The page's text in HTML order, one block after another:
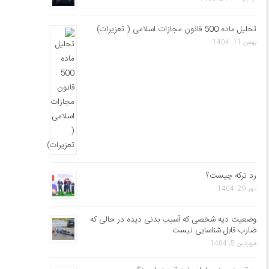
تحلیل ماده 500 قانون مجازات اسلامی ( تعزیرات)
بهمن 11, 1404
رد ترکه چیست؟
مهر 29, 1404
وضعیت دیه شخصی که آسیب بدنی دیده در حالی که
ضارب قابل شناسایی نیست
فروردین 5, 1404